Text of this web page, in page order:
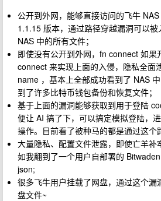
公开到外网，能够直接访问的飞牛
1.1.15 版本，通过路径穿越漏洞可以
NAS 中的所有文件；
即使没有公开到外网，fn connect 如果
connect 来实现上面的入侵，隐私全面
name ，基本上全部成功看到了 NAS
到了许多比特币钱包备份和恢复文件；
基于上面的漏洞能够获取到用于登陆
便让 AI 搞了下，可以搞定模拟登陆，
操作。目前看了被种马的都是通过这个
大量隐私、配置文件泄露，即使亡羊补
如我翻到了一个用户自部署的
json;
很多飞牛用户挂载了网盘，通过这个漏
盘文件~